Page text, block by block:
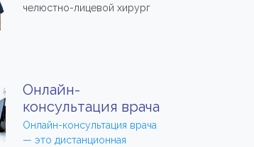
челюстно-лицевой хирург
Онлайн-
консультация врача
Онлайн-консультация врача
— это дистанционная